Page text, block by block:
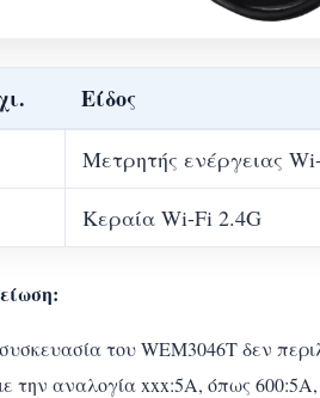
Είδος
Μετρητής ενέργειας
Κεραία Wi-Fi 2.4G
του WEM3046T δεν
την αναλογία xxx:5A, όπως